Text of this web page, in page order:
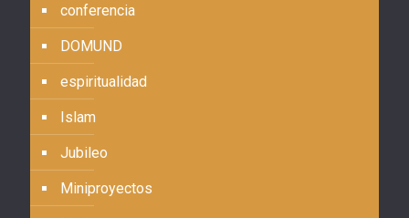
conferencia
DOMUND
espiritualidad
Islam
Jubileo
Miniproyectos